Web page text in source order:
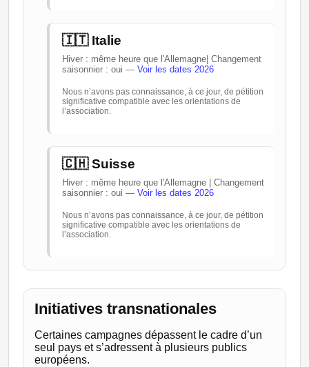
🇮🇹 Italie
Hiver : même heure que l'Allemagne| Changement
saisonnier : oui — Voir les dates 2026
Nous n’avons pas connaissance, à ce jour, de pétition
significative compatible avec les orientations de
l’association.
🇨🇭 Suisse
Hiver : même heure que l'Allemagne | Changement
saisonnier : oui — Voir les dates 2026
Nous n’avons pas connaissance, à ce jour, de pétition
significative compatible avec les orientations de
l’association.
Initiatives transnationales
Certaines campagnes dépassent le cadre d’un
seul pays et s’adressent à plusieurs publics
européens.